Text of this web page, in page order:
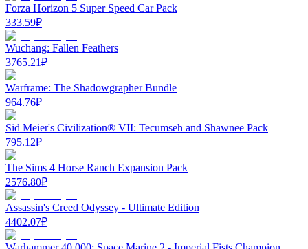
Forza Horizon 5 Super Speed Car Pack
333.59₽
Wuchang: Fallen Feathers
3765.21₽
Warframe: The Shadowgrapher Bundle
964.76₽
Sid Meier's Civilization® VII: Tecumseh and Shawnee Pack
795.12₽
The Sims 4 Horse Ranch Expansion Pack
2576.80₽
Assassin's Creed Odyssey - Ultimate Edition
4402.07₽